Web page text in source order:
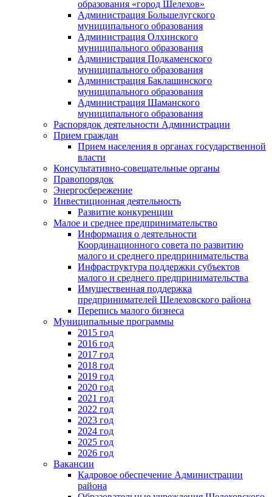
образования «город Шелехов»
Администрация Большелугского
муниципального образования
Администрация Олхинского
муниципального образования
Администрация Подкаменского
муниципального образования
Администрация Баклашинского
муниципального образования
Администрация Шаманского
муниципального образования
Распорядок деятельности Администрации
Прием граждан
Прием населения в органах государственной
власти
Консультативно-совещательные органы
Правопорядок
Энергосбережение
Инвестиционная деятельность
Развитие конкуренции
Малое и среднее предпринимательство
Информация о деятельности
Координационного совета по развитию
малого и среднего предпринимательства
Инфраструктура поддержки субъектов
малого и среднего предпринимательства
Имущественная поддержка
предпринимателей Шелеховского района
Перепись малого бизнеса
Муниципальные программы
2015 год
2016 год
2017 год
2018 год
2019 год
2020 год
2021 год
2022 год
2023 год
2024 год
2025 год
2026 год
Вакансии
Кадровое обеспечение Администрации
района